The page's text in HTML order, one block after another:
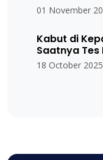
01 November
Kabut di
Saatnya Tes
18 October 2025